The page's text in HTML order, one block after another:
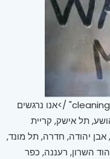
cleaning services" width="300" height="214" />אנו נרגשים
תל אישק, קריית
אבן יהודה, חדרה, תל מונד,
השרון, רעננה, כפר